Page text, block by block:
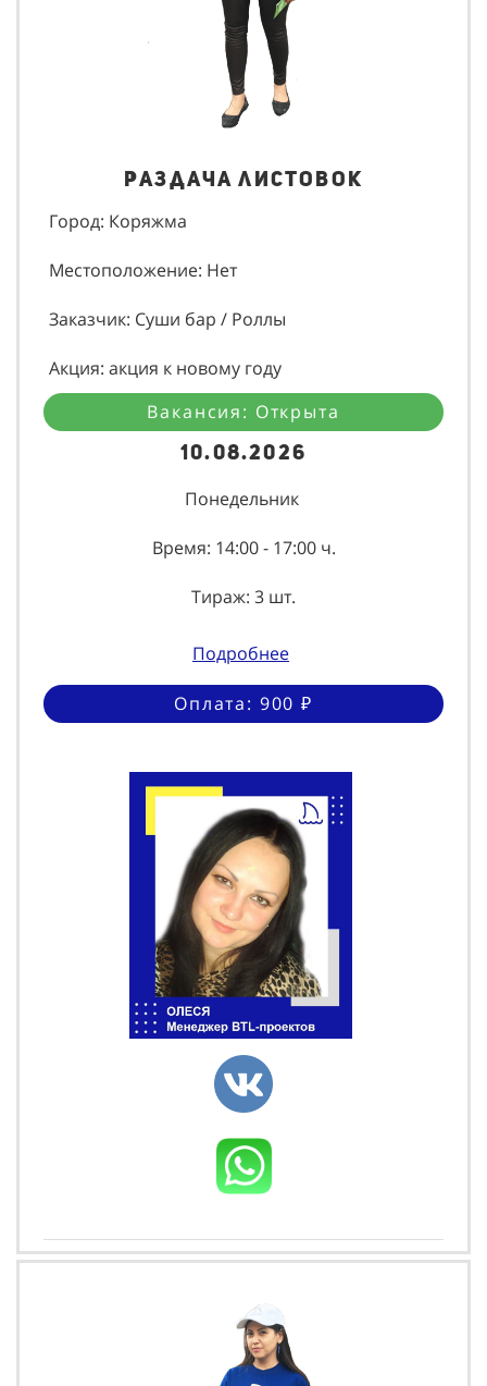
Раздача листовок
Город: Коряжма
Местоположение: Нет
Заказчик: Суши бар / Роллы
Акция: акция к новому году
Вакансия: Открыта
10.08.2026
Понедельник
Время: 14:00 - 17:00 ч.
Тираж: 3 шт.
Подробнее
Оплата: 900 ₽